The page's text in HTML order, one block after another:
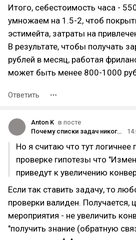
Итого, себестоимость часа -
умножаем на 1.5-2, чтоб
эстимейта, затраты на
В результате, чтобы получать
рублей в месяц, работая
может быть менее 800-1000
Ответить
Anton K в посте
Почему списки задач никогда не приведут вас к результатам
Но я считаю что тут логичнее
проверке гипотезы что
приведут к увеличению
Если так ставить задачу, то
проверки валиден. Получается,
мероприятия - не увеличить
"получить знание (обратную